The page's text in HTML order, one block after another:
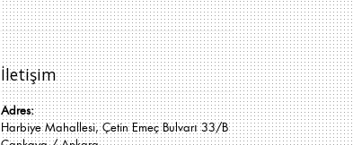
İletişim
Adres:
Harbiye Mahallesi, Çetin Emeç Bulvarı 33/B